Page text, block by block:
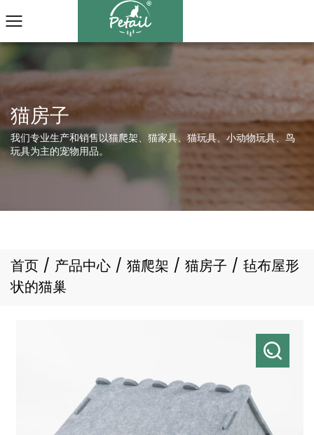
我们专业生产和销售以猫爬架、猫家具、猫玩具、小动物玩具、鸟
玩具为主的宠物用品。
首页 / 产品中心 / 猫爬架 / 猫房子 / 毡布屋形
状的猫巢